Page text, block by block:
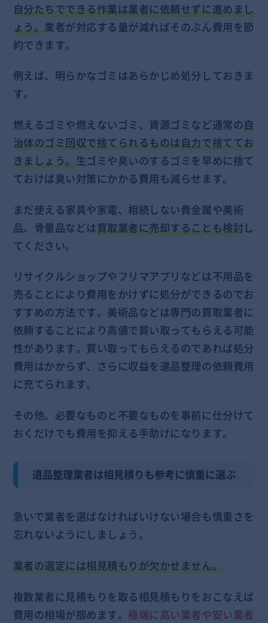
自分たちでできる作業は業者に依頼せずに進めまし
ょう。業者が対応する量が減ればそのぶん費用を節
約できます。
例えば、明らかなゴミはあらかじめ処分しておきま
す。
燃えるゴミや燃えないゴミ、資源ゴミなど通常の自
治体のゴミ回収で捨てられるものは自力で捨ててお
きましょう。生ゴミや臭いのするゴミを早めに捨て
ておけば臭い対策にかかる費用も減らせます。
まだ使える家具や家電、相続しない貴金属や美術
品、骨董品などは買取業者に売却することも検討し
てください。
リサイクルショップやフリマアプリなどは不用品を
売ることにより費用をかけずに処分ができるのでお
すすめの方法です。美術品などは専門の買取業者に
依頼することにより高値で買い取ってもらえる可能
性があります。買い取ってもらえるのであれば処分
費用はかからず、さらに収益を遺品整理の依頼費用
に充てられます。
その他、必要なものと不要なものを事前に仕分けて
おくだけでも費用を抑える手助けになります。
遺品整理業者は相見積りも参考に慎重に選ぶ
急いで業者を選ばなければいけない場合も慎重さを
忘れないようにしましょう。
業者の選定には相見積もりが欠かせません。
複数業者に見積もりを取る相見積もりをおこなえば
費用の相場が掴めます。 極端に高い業者や安い業者